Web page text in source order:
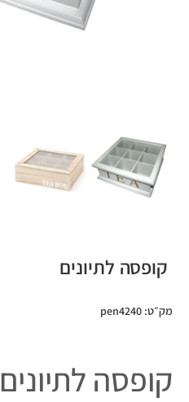
קופסה לתיונים
מק״ט: pen4240
קופסה לתיונים